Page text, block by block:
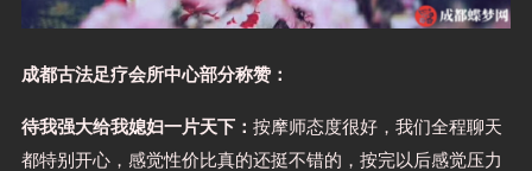
成都古法足疗会所中心部分称赞：
待我强大给我媳妇一片天下： 按摩师态度很好，我们全程聊天
都特别开心，感觉性价比真的还挺不错的，按完以后感觉压力